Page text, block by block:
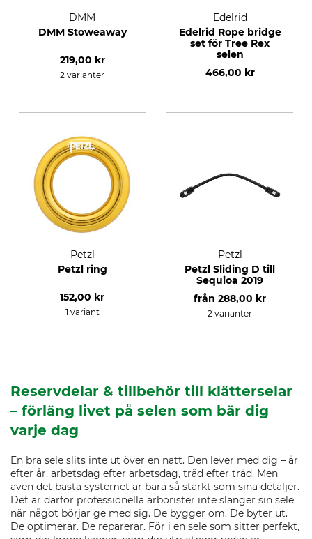
DMM
DMM Stoweaway
219,00 kr
2 varianter
Edelrid
Edelrid Rope bridge
set för Tree Rex
selen
466,00 kr
Petzl
Petzl ring
152,00 kr
1 variant
Petzl
Petzl Sliding D till
Sequioa 2019
från 288,00 kr
2 varianter
Reservdelar & tillbehör till klätterselar
– förläng livet på selen som bär dig
varje dag
En bra sele slits inte ut över en natt. Den lever med dig – år
efter år, arbetsdag efter arbetsdag, träd efter träd. Men
även det bästa systemet är bara så starkt som sina detaljer.
Det är därför professionella arborister inte slänger sin sele
när något börjar ge med sig. De bygger om. De byter ut.
De optimerar. De reparerar. För i en sele som sitter perfekt,